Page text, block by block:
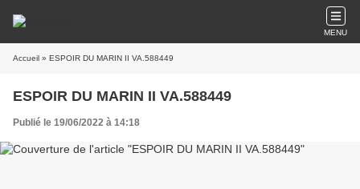
MENU
Accueil » ESPOIR DU MARIN II VA.588449
ESPOIR DU MARIN II VA.588449
Publié le 19/06/2022 à 14:18